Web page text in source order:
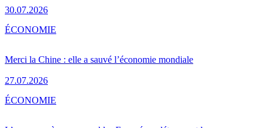
30.07.2026
Merci la Chine : elle a sauvé l’économie mondiale
27.07.2026
ÉCONOMIE
ÉCONOMIE